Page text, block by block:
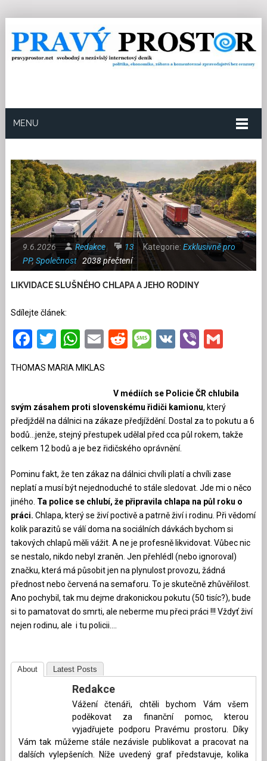
MENU
9.6.2026 Redakce 13 Kategorie: Exklusivně pro
PP, Společnost 2038 přečtení
LIKVIDACE SLUŠNÉHO CHLAPA A JEHO RODINY
Sdílejte článek:
Facebook
Twitter
WhatsApp
EmailRedditMessage
VKViber
THOMAS MARIA MIKLAS
V médiích se Policie ČR chlubila
svým zásahem proti slovenskému řidiči kamionu, který
předjžděl na dálnici na zákaze předjíždění. Dostal za to pokutu a 6
bodů…jenže, stejný přestupek udělal před cca půl rokem, takže
celkem 12 bodů a je bez řidičského oprávnění.
Pominu fakt, že ten zákaz na dálnici chvíli platí a chvíli zase
neplatí a musí být nejednoduché to stále sledovat. Jde mi o něco
jiného. Ta police se chlubí, že připravila chlapa na půl roku o
práci. Chlapa, který se živí poctivě a patrně živí i rodinu. Při vědomí
kolik parazitů se válí doma na sociálních dávkách bychom si
takových chlapů měli vážit. A ne je profesně likvidovat. Vůbec nic
se nestalo, nikdo nebyl zraněn. Jen přehlédl (nebo ignoroval)
značku, která má působit jen na plynulost provozu, žádná
přednost nebo červená na semaforu. To je skutečně zhůvěřilost.
Ano pochybil, tak mu dejme drakonickou pokutu (50 tisíc?), bude
si to pamatovat do smrti, ale neberme mu přeci práci !!! Vždyť živí
nejen rodinu, ale i tu policii….
About Latest Posts
Redakce
Vážení čtenáři, chtěli bychom Vám všem
poděkovat za finanční pomoc, kterou
vyjadřujete podporu Pravému prostoru. Díky
Vám tak můžeme stále nezávisle publikovat a pracovat na
dalších vylepšeních. Níže uvedený graf představuje, kolika